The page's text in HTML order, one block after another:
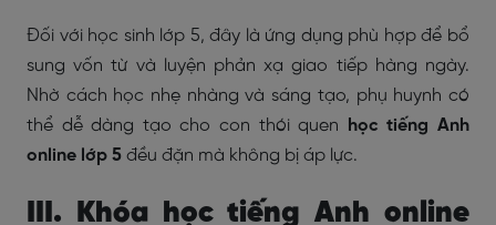
Đối với học sinh lớp 5, đây là ứng dụng phù hợp để bổ
sung vốn từ và luyện phản xạ giao tiếp hàng ngày.
Nhờ cách học nhẹ nhàng và sáng tạo, phụ huynh có
thể dễ dàng tạo cho con thói quen
học tiếng Anh
online lớp 5 đều đặn mà không bị áp lực.
III. Khóa học tiếng Anh online